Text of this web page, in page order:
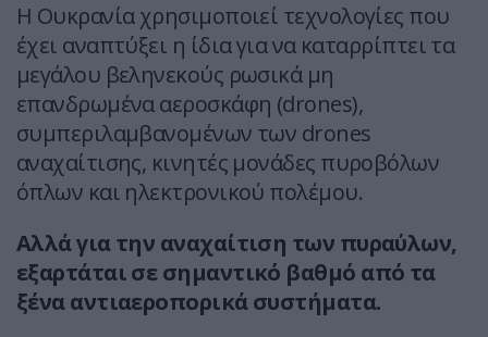
Η Ουκρανία χρησιμοποιεί τεχνολογίες που
έχει αναπτύξει η ίδια για να καταρρίπτει τα
μεγάλου βεληνεκούς ρωσικά μη
επανδρωμένα αεροσκάφη (drones),
συμπεριλαμβανομένων των drones
αναχαίτισης, κινητές μονάδες πυροβόλων
όπλων και ηλεκτρονικού πολέμου.
Αλλά για την αναχαίτιση των πυραύλων,
εξαρτάται σε σημαντικό βαθμό από τα
ξένα αντιαεροπορικά συστήματα.